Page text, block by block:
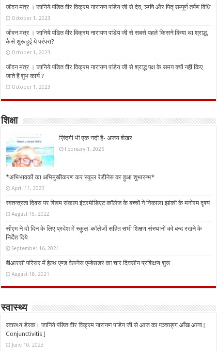
जीवन मंत्र । जानिये पंडित वीर विक्रम नारायण पांडेय जी से देव, ऋषि और पितृ सम्पूर्ण तर्पण विधि
October 1, 2023
जीवन मंत्र । जानिये पंडित वीर विक्रम नारायण पांडेय जी से सबसे पहले किसने किया था श्राद्ध,
कैसे शुरू हुई ये परंपरा?
October 1, 2023
जीवन मंत्र । जानिये पंडित वीर विक्रम नारायण पांडेय जी से श्राद्ध पक्ष के समय क्यों नहीं किए
जाते हैं शुभ कार्य ?
October 1, 2023
शिक्षा
ज़िंदगी भी एक नदी है- अजय शेखर
February 1, 2026
*अभिभावकों का अभिमुखीकरण कर स्कूल रेडीनेस का हुआ शुभारम्भ*
April 11, 2023
स्वतन्त्रता दिवस पर शिवम संकल्प इंटरमीडिएट कॉलेज के बच्चों ने निकाला झांकी के मनोरम दृश्य
August 15, 2022
सीएम ने दो दिन के लिए प्रदेश में स्कूल-कॉलेजों सहित सभी शिक्षण संस्थानों को बन्द रखने के
निर्देश दिये
September 16, 2021
बीआरसी परिसर में हेल्थ एण्ड वेलनेस एम्बेसडर का चार दिवसीय प्रशिक्षण शुरू
August 18, 2021
स्वास्थ्य
स्वास्थ्य डेस्क। जानिये पंडित वीर विक्रम नारायण पांडेय जी से आज का पञ्चाङ्ग आँख आना [
Conjunctivitis ]
June 10, 2023